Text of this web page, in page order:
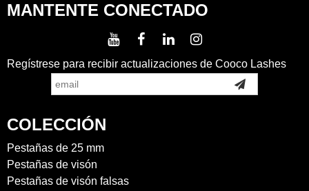
MANTENTE CONECTADO
Regístrese para recibir actualizaciones de Cooco Lashes
COLECCIÓN
Pestañas de 25 mm
Pestañas de visón
Pestañas de visón falsas